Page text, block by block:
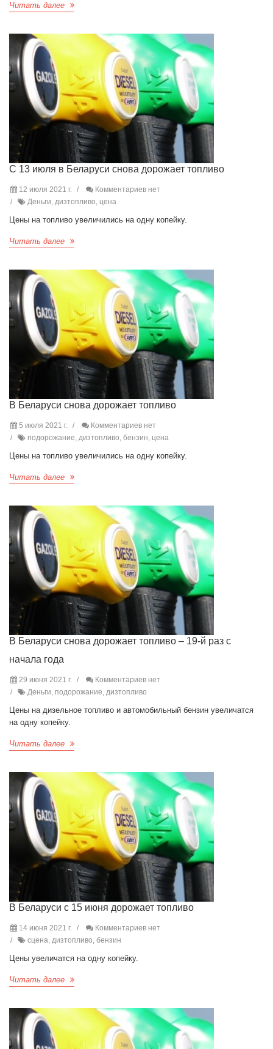
Читать далее
С 13 июля в Беларуси снова дорожает топливо
12 июля 2021 г.
Комментариев нет
Деньги, дизтопливо, цена
Цены на топливо увеличились на одну копейку.
Читать далее
В Беларуси снова дорожает топливо
5 июля 2021 г.
Комментариев нет
подорожание, дизтопливо, бензин, цена
Цены на топливо увеличились на одну копейку.
Читать далее
В Беларуси снова дорожает топливо – 19-й раз с
начала года
29 июня 2021 г.
Комментариев нет
Деньги, подорожание, дизтопливо
Цены на дизельное топливо и автомобильный бензин увеличатся
на одну копейку.
Читать далее
В Беларуси с 15 июня дорожает топливо
14 июня 2021 г.
Комментариев нет
сцена, дизтопливо, бензин
Цены увеличатся на одну копейку.
Читать далее